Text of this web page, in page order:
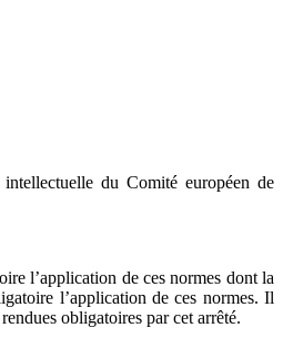
du Comité européen de
l’application de ces normes dont la
l’application de ces normes. Il
obligatoires par cet arrêté.